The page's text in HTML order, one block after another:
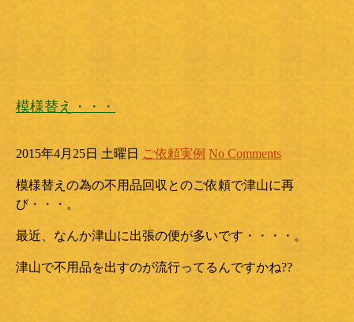
模様替え・・・
2015年4月25日 土曜日 ご依頼実例 No Comments
模様替えの為の不用品回収とのご依頼で津山に再
び・・・。
最近、なんか津山に出張の便が多いです・・・・。
津山で不用品を出すのが流行ってるんですかね??